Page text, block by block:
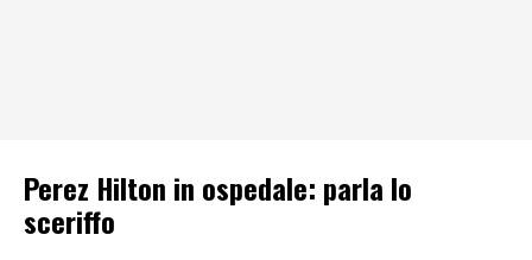
Perez Hilton in ospedale: parla lo
sceriffo